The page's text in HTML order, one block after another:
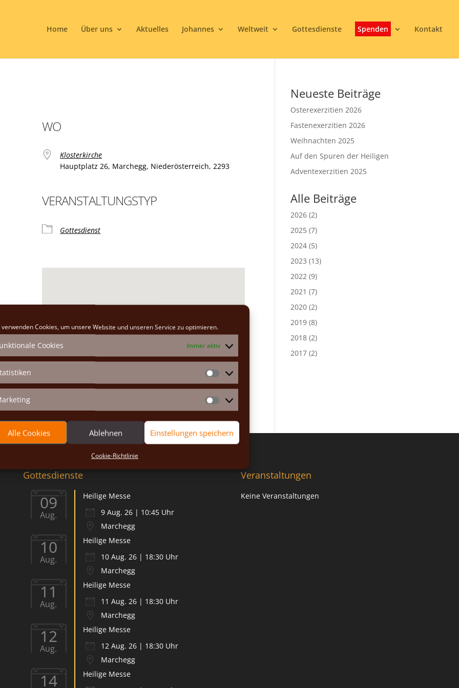
verwenden Cookies, um unsere Website und unseren Service zu optimieren.
Cookies Immer aktiv
Statistiken
Marketing
Alle Cookies Ablehnen Einstellungen speichern
Cookie-Richtlinie
Home Über uns Aktuelles Johannes Weltweit Gottesdienste Spenden Kontakt
WO
Klosterkirche
Hauptplatz 26, Marchegg, Niederösterreich, 2293
VERANSTALTUNGSTYP
Gottesdienst
Hauptplatz 26 - Marchegg
Neueste Beiträge
Osterexerzitien 2026
Fastenexerzitien 2026
Weihnachten 2025
Auf den Spuren der Heiligen
Adventexerzitien 2025
Alle Beiträge
2026 (2)
2025 (7)
2024 (5)
2023 (13)
2022 (9)
2021 (7)
2020 (2)
2019 (8)
2018 (2)
2017 (2)
Gottesdienste
09
Aug.
Heilige Messe
9 Aug. 26 | 10:45 Uhr
Marchegg
10
Aug.
Heilige Messe
10 Aug. 26 | 18:30 Uhr
Marchegg
11
Aug.
Heilige Messe
11 Aug. 26 | 18:30 Uhr
Marchegg
12
Aug.
Heilige Messe
12 Aug. 26 | 18:30 Uhr
Marchegg
14
Heilige Messe
Veranstaltungen
Keine Veranstaltungen